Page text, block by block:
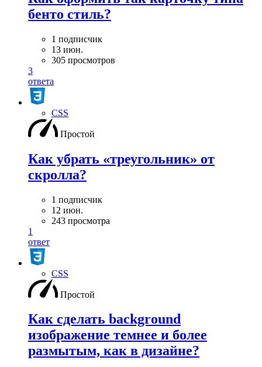
бенто стиль?
1 подписчик
13 июн.
305 просмотров
3
ответа
CSS
Простой
Как убрать «треугольник» от
скролла?
1 подписчик
12 июн.
243 просмотра
1
ответ
CSS
Простой
Как сделать background
изображение темнее и более
размытым, как в дизайне?